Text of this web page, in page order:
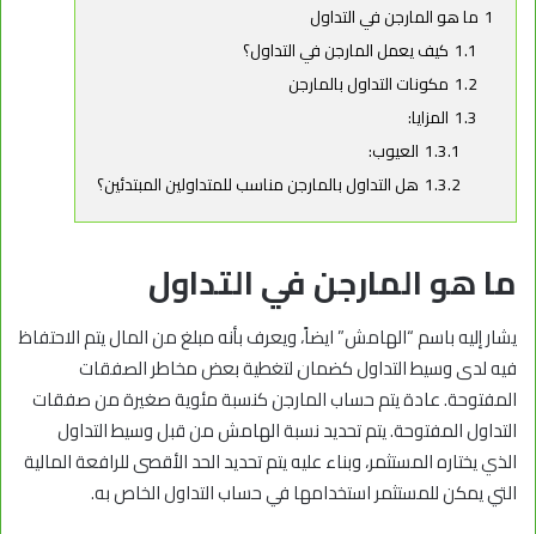
1 ما هو المارجن في التداول
1.1 كيف يعمل المارجن في التداول؟
1.2 مكونات التداول بالمارجن
1.3 المزايا:
1.3.1 العيوب:
1.3.2 هل التداول بالمارجن مناسب للمتداولين المبتدئين؟
ما هو المارجن في التداول
يشار إليه باسم “الهامش” ايضاً، ويعرف بأنه مبلغ من المال يتم الاحتفاظ
فيه لدى وسيط التداول كضمان لتغطية بعض مخاطر الصفقات
المفتوحة. عادة يتم حساب المارجن كنسبة مئوية صغيرة من صفقات
التداول المفتوحة. يتم تحديد نسبة الهامش من قبل وسيط التداول
الذي يختاره المستثمر، وبناء عليه يتم تحديد الحد الأقصى للرافعة المالية
التي يمكن للمستثمر استخدامها في حساب التداول الخاص به.